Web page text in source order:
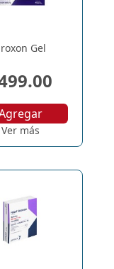
Gel
Ver más